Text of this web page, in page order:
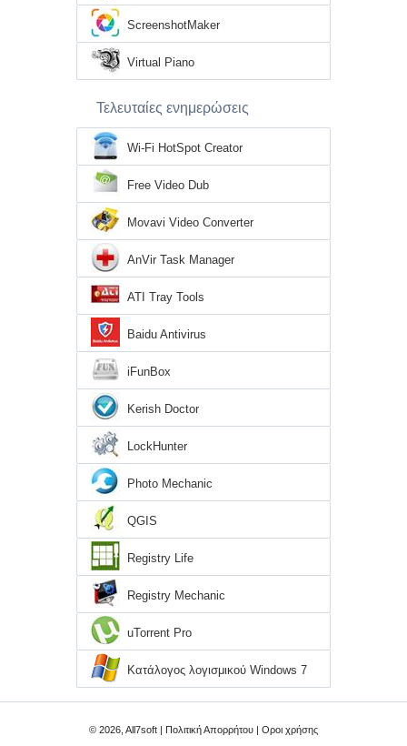
ScreenshotMaker
Virtual Piano
Τελευταίες ενημερώσεις
Wi-Fi HotSpot Creator
Free Video Dub
Movavi Video Converter
AnVir Task Manager
ATI Tray Tools
Baidu Antivirus
iFunBox
Kerish Doctor
LockHunter
Photo Mechanic
QGIS
Registry Life
Registry Mechanic
uTorrent Pro
Κατάλογος λογισμικού Windows 7
© 2026, All7soft | Πολιτική Απορρήτου | Οροι χρήσης